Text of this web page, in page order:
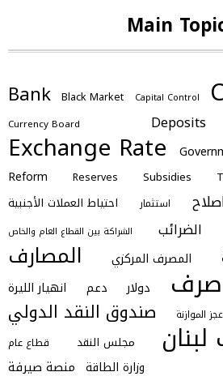
Main
Bank Black Market Capital Control
Currency Board Deposits
Exchange Rate
Reform Reserves Subsidies
احتياط العملات الأجنبية استثمار
الشراكة بين القطاع العام والخاص
الضرائب
المصارف المصرف المركزي
انهيار الليرة دعم دولار
صندوق النقد الدولي عجز الموازنة
قطاع عام مجلس النقد
منصة صيرفة وزارة الطاقة